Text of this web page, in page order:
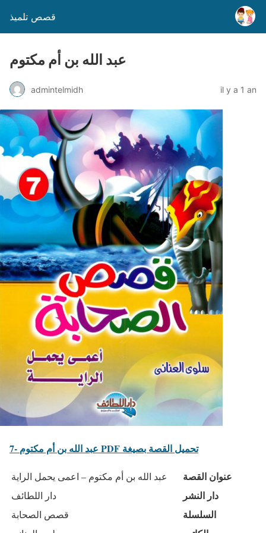
قصص تلميذ
عبد الله بن أم مكتوم
admintelmidh il y a 1 an
7- عبد الله بن أم مكتوم PDF تحميل القصة بصيغة
عبد الله بن أم مكتوم – اعمى يحمل الراية عنوان القصة
دار اللطائف دار النشر
قصص الصحابة السلسلة